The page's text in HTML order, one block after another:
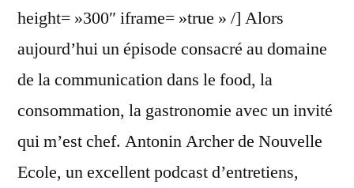
height= »300″ iframe= »true » /] Alors
aujourd’hui un épisode consacré au domaine
de la communication dans le food, la
consommation, la gastronomie avec un invité
qui m’est chef. Antonin Archer de Nouvelle
Ecole, un excellent podcast d’entretiens,